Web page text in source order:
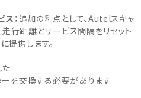
： 追加の利点として、Autelスキャ
行距離とサービス間隔をリセット
提供します。
た
を交換する必要があります